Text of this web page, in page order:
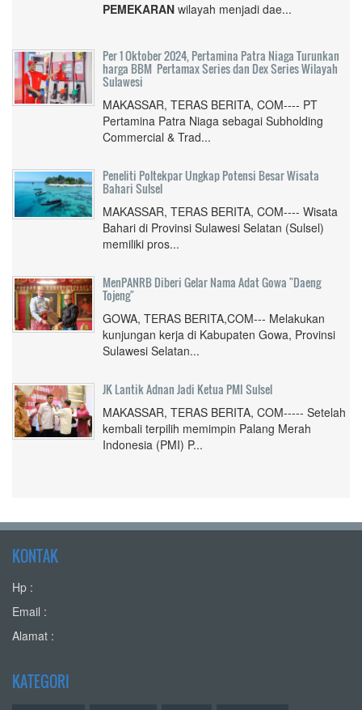
PEMEKARAN wilayah menjadi dae...
Per 1 Oktober 2024, Pertamina Patra Niaga Turunkan
harga BBM Pertamax Series dan Dex Series Wilayah
Sulawesi
MAKASSAR, TERAS BERITA, COM---- PT
Pertamina Patra Niaga sebagai Subholding
Commercial & Trad...
Peneliti Poltekpar Ungkap Potensi Besar Wisata
Bahari Sulsel
MAKASSAR, TERAS BERITA, COM---- Wisata
Bahari di Provinsi Sulawesi Selatan (Sulsel)
memiliki pros...
MenPANRB Diberi Gelar Nama Adat Gowa "Daeng
Tojeng"
GOWA, TERAS BERITA,COM--- Melakukan
kunjungan kerja di Kabupaten Gowa, Provinsi
Sulawesi Selatan...
JK Lantik Adnan Jadi Ketua PMI Sulsel
MAKASSAR, TERAS BERITA, COM----- Setelah
kembali terpilih memimpin Palang Merah
Indonesia (PMI) P...
KONTAK
Hp :
Email :
Alamat :
KATEGORI